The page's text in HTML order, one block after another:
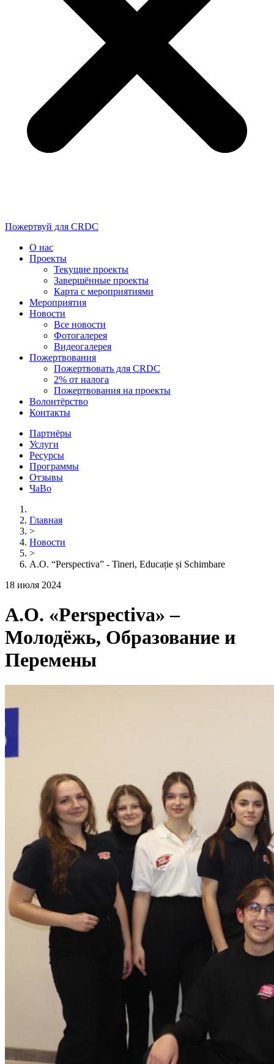
Пожертвуй для CRDC
О нас
Проекты
Текущие проекты
Завершённые проекты
Карта с мероприятиями
Мероприятия
Новости
Все новости
Фотогалерея
Видеогалерея
Пожертвования
Пожертвовать для CRDC
2% от налога
Пожертвования на проекты
Волонтёрство
Контакты
Партнёры
Услуги
Ресурсы
Программы
Отзывы
ЧаВо
Главная
>
Новости
>
A.O. “Perspectiva” - Tineri, Educație și Schimbare
18 июля 2024
A.O. «Perspectiva» –
Молодёжь, Образование и
Перемены